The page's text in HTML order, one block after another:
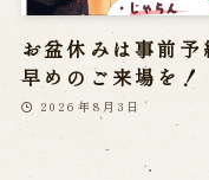
通販サイトう
道の駅うずし
うずの丘大鳴
お盆休みは事前予
早めのご来場を！
2026年8月3日